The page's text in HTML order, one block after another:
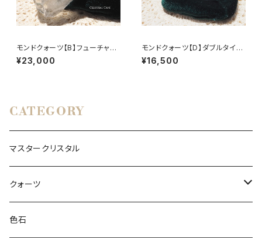
モンドクォーツ【B】フューチャー
タイムリンク
¥23,000
モンドクォーツ【D】ダブルタイム
リンク
¥16,500
CATEGORY
マスタークリスタル
クォーツ
モンドクォーツ
色石